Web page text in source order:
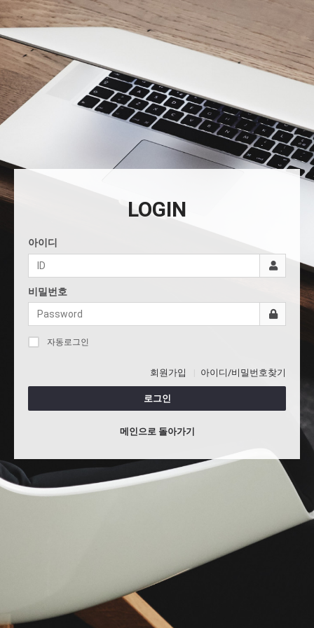
LOGIN
아이디
비밀번호
자동로그인
회원가입 아이디/비밀번호찾기
로그인
메인으로 돌아가기